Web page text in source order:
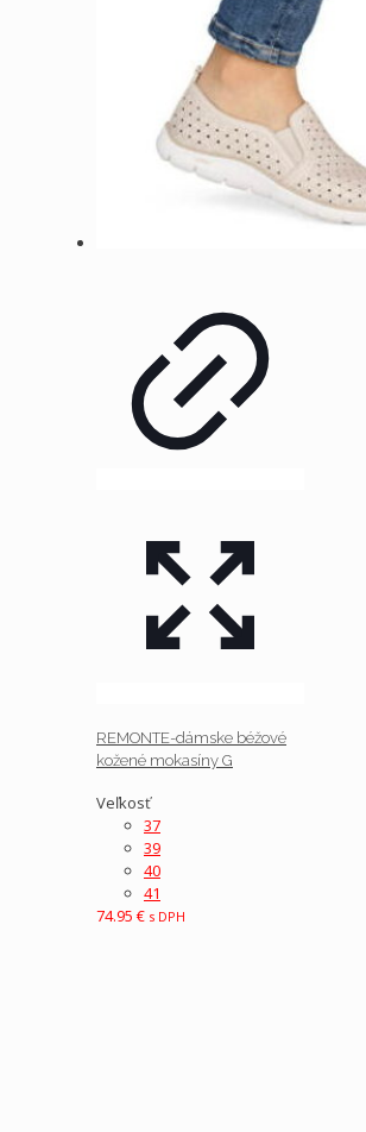
REMONTE-dámske béžové
kožené mokasíny G
Veľkosť
37
39
40
41
74.95 € s DPH